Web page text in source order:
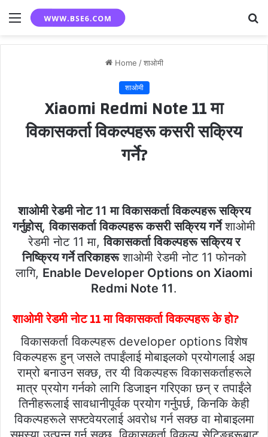
Menu
Home / शाओमी
शाओमी
Xiaomi Redmi Note 11 मा
विकासकर्ता विकल्पहरू कसरी सक्रिय
गर्ने?
शाओमी रेडमी नोट 11 मा विकासकर्ता विकल्पहरू सक्रिय
गर्नुहोस्,विकासकर्ता विकल्पहरू कसरी सक्रिय गर्नेशाओमी
रेडमी नोट 11 मा,विकासकर्ता विकल्पहरू सक्रिय र
निष्क्रिय गर्ने तरिकाहरूशाओमी रेडमी नोट 11 फोनको
लागि, Enable Developer Options on Xiaomi
Redmi Note 11.
शाओमी रेडमी नोट 11 मा विकासकर्ता विकल्पहरू के हो?
विकासकर्ता विकल्पहरू developer options विशेष
विकल्पहरू हुन् जसले तपाईंलाई मोबाइलको प्रयोगलाई अझ
राम्रो बनाउन सक्छ, तर यी विकल्पहरू विकासकर्ताहरूले
मात्र प्रयोग गर्नको लागि डिजाइन गरिएका छन् र तपाईंले
तिनीहरूलाई सावधानीपूर्वक प्रयोग गर्नुपर्छ, किनकि केही
विकल्पहरूले सफ्टवेयरलाई अवरोध गर्न सक्छ वा मोबाइलमा